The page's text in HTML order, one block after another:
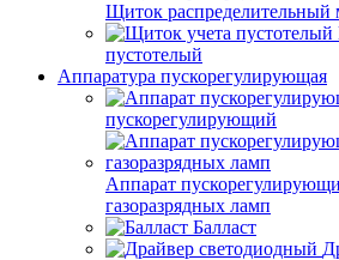
Щиток распределительный
пустотелый
Аппаратура пускорегулирующая
пускорегулирующий
Аппарат
газоразрядных ламп
Балласт